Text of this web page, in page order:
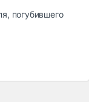
погубившего